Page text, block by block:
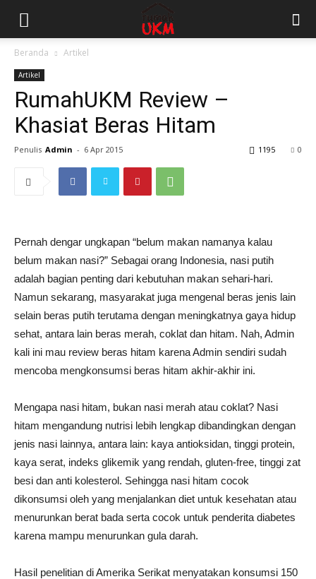
Beranda Artikel
Artikel
RumahUKM Review –
Khasiat Beras Hitam
Penulis Admin - 6 Apr 2015 0
1195
Pernah dengar ungkapan “belum makan namanya kalau
belum makan nasi?” Sebagai orang Indonesia, nasi putih
adalah bagian penting dari kebutuhan makan sehari-hari.
Namun sekarang, masyarakat juga mengenal beras jenis lain
selain beras putih terutama dengan meningkatnya gaya hidup
sehat, antara lain beras merah, coklat dan hitam. Nah, Admin
kali ini mau review beras hitam karena Admin sendiri sudah
mencoba mengkonsumsi beras hitam akhir-akhir ini.
Mengapa nasi hitam, bukan nasi merah atau coklat? Nasi
hitam mengandung nutrisi lebih lengkap dibandingkan dengan
jenis nasi lainnya, antara lain: kaya antioksidan, tinggi protein,
kaya serat, indeks glikemik yang rendah, gluten-free, tinggi zat
besi dan anti kolesterol. Sehingga nasi hitam cocok
dikonsumsi oleh yang menjalankan diet untuk kesehatan atau
menurunkan berat bada serta cocok untuk penderita diabetes
karena mampu menurunkan gula darah.
Hasil penelitian di Amerika Serikat menyatakan konsumsi 150